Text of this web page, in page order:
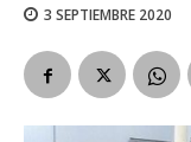
3 SEPTIEMBRE 2020